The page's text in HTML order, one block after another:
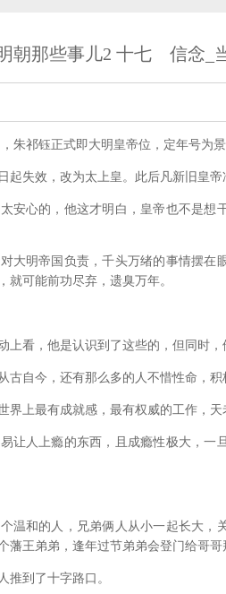
朝那些事儿2 十七 信念_
祁钰正式即大明皇帝位，定年号为景
失效，改为太上皇。此后凡新旧皇帝
心的，他这才明白，皇帝也不是想
明帝国负责，千头万绪的事情摆在
可能前功尽弃，遗臭万年。
看，他是认识到了这些的，但同时，
自今，还有那么多的人不惜性命，积
上最有成就感，最有权威的工作，天
人上瘾的东西，且成瘾性极大，一
和的人，兄弟俩人从小一起长大，
藩王弟弟，逢年过节弟弟会登门给哥哥
到了十字路口。